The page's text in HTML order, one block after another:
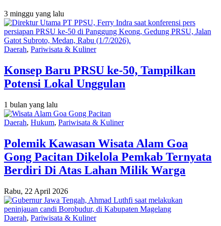
3 minggu yang lalu
Daerah, Pariwisata & Kuliner
Konsep Baru PRSU ke-50, Tampilkan
Potensi Lokal Unggulan
1 bulan yang lalu
Daerah, Hukum, Pariwisata & Kuliner
Polemik Kawasan Wisata Alam Goa
Gong Pacitan Dikelola Pemkab Ternyata
Berdiri Di Atas Lahan Milik Warga
Rabu, 22 April 2026
Daerah, Pariwisata & Kuliner